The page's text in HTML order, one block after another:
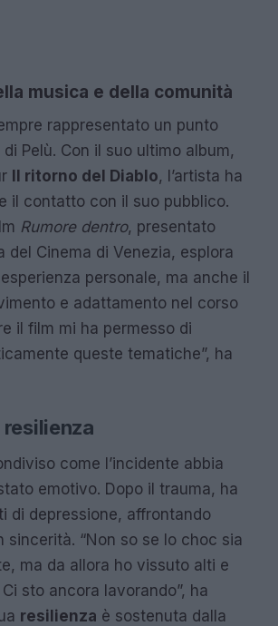
musica e della comunità
rappresentato un punto
Pelù. Con il suo ultimo album,
Il ritorno del Diablo, l’artista ha
il contatto con il suo pubblico.
Rumore dentro, presentato
del Cinema di Venezia, esplora
personale, ma anche il
e adattamento nel corso
il film mi ha permesso di
queste tematiche”, ha
come l’incidente abbia
emotivo. Dopo il trauma, ha
di depressione, affrontando
sincerità. “Non so se lo choc sia
ma da allora ho vissuto alti e
sto ancora lavorando”, ha
resilienza è sostenuta dalla